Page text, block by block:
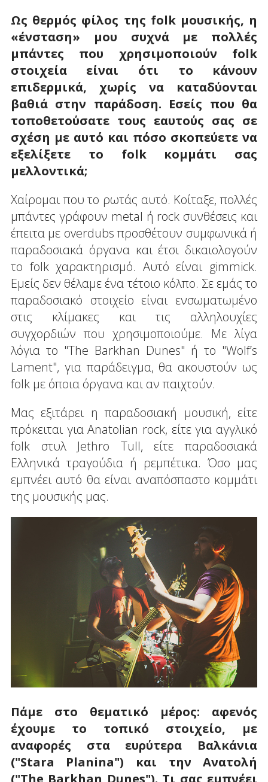
Ως θερμός φίλος της folk μουσικής, η
«ένσταση» μου συχνά με πολλές
μπάντες που χρησιμοποιούν folk
στοιχεία είναι ότι το κάνουν
επιδερμικά, χωρίς να καταδύονται
βαθιά στην παράδοση. Εσείς που θα
τοποθετούσατε τους εαυτούς σας σε
σχέση με αυτό και πόσο σκοπεύετε να
εξελίξετε το folk κομμάτι σας
μελλοντικά;
Χαίρομαι που το ρωτάς αυτό. Κοίταξε, πολλές
μπάντες γράφουν metal ή rock συνθέσεις και
έπειτα με overdubs προσθέτουν συμφωνικά ή
παραδοσιακά όργανα και έτσι δικαιολογούν
το folk χαρακτηρισμό. Αυτό είναι gimmick.
Εμείς δεν θέλαμε ένα τέτοιο κόλπο. Σε εμάς το
παραδοσιακό στοιχείο είναι ενσωματωμένο
στις κλίμακες και τις αλληλουχίες
συγχορδιών που χρησιμοποιούμε. Με λίγα
λόγια το "The Barkhan Dunes" ή το "Wolf’s
Lament", για παράδειγμα, θα ακουστούν ως
folk με όποια όργανα και αν παιχτούν.
Μας εξιτάρει η παραδοσιακή μουσική, είτε
πρόκειται για Anatolian rock, είτε για αγγλικό
folk στυλ Jethro Tull, είτε παραδοσιακά
Ελληνικά τραγούδια ή ρεμπέτικα. Όσο μας
εμπνέει αυτό θα είναι αναπόσπαστο κομμάτι
της μουσικής μας.
Πάμε στο θεματικό μέρος: αφενός
έχουμε το τοπικό στοιχείο, με
αναφορές στα ευρύτερα Βαλκάνια
("Stara Planina") και την Ανατολή
("The Barkhan Dunes"). Τι σας εμπνέει